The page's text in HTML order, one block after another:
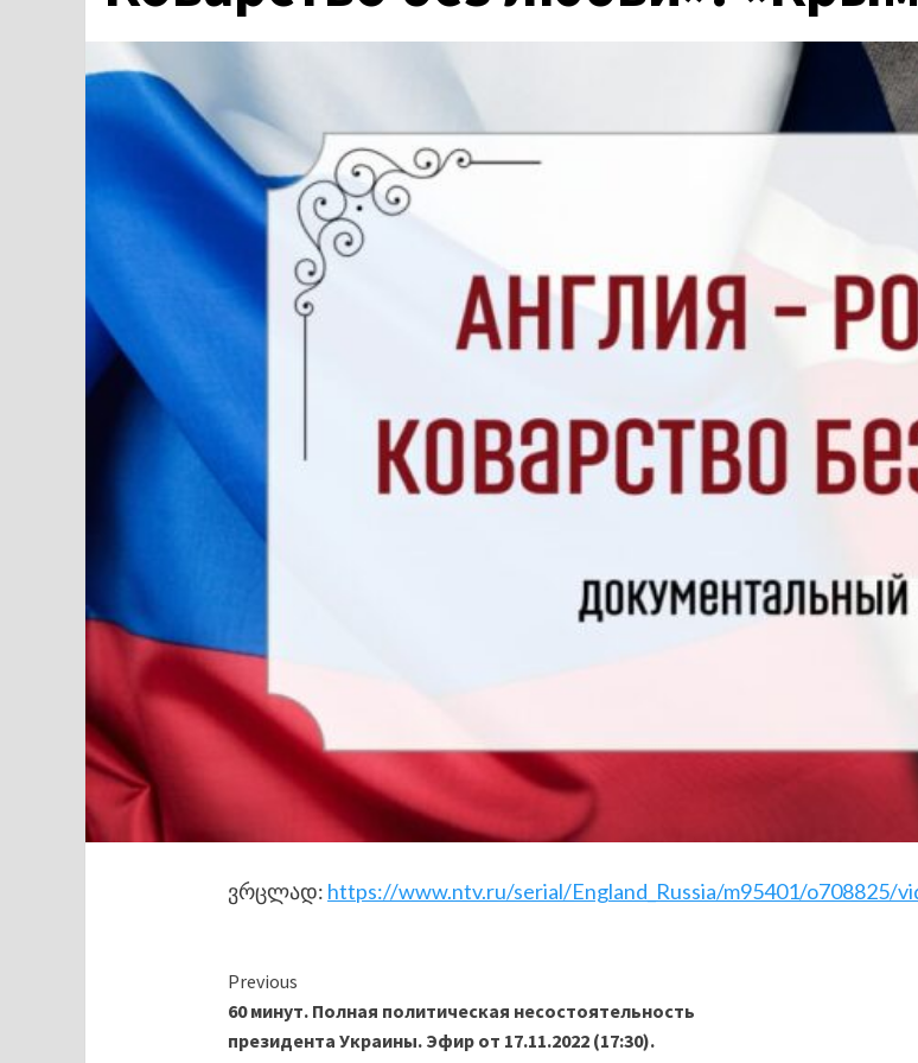
ვრცლად: https://www.ntv.ru/serial/England_Russia/m95401/o708825/
Continue
Reading
Previous
60 минут. Полная политическая несостоятельность
президента Украины. Эфир от 17.11.2022 (17:30).